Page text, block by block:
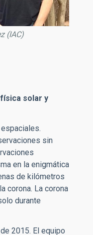
(IAC)
solar y
sin
en la enigmática
de kilómetros
corona. La corona
durante
2015. El equipo